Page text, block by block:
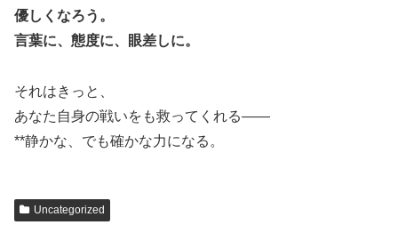
優しくなろう。
言葉に、態度に、眼差しに。
それはきっと、
あなた自身の戦いをも救ってくれる――
**静かな、でも確かな力になる。
Uncategorized